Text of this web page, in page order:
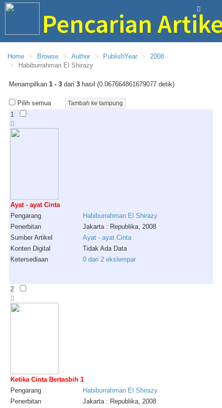
Pencarian
Home Browse Author PublishYear
2008
Habiburrahman El Shirazy
Menampilkan 1 - 3 dari 3 hasil (0.067664861679077 detik)
Pilih semua
1
Ayat - ayat Cinta
Pengarang
Habiburrahman El Shirazy
Penerbitan
Jakarta : Republika, 2008
Sumber Artikel
Ayat - ayat Cinta
Konten Digital
Tidak Ada Data
Ketersediaan
0 dari 2 ekslempar
2
Ketika Cinta Bertasbih 1
Pengarang
Habiburrahman El Shirazy
Penerbitan
Jakarta : Republika, 2008